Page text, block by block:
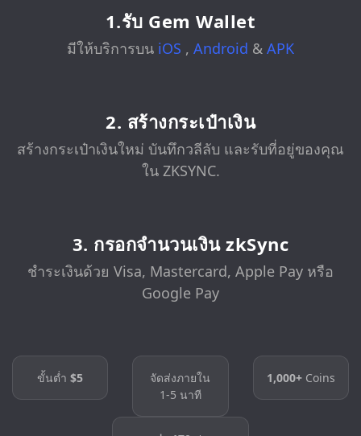
1.รับ Gem Wallet
มีให้บริการบน iOS , Android & APK
2. สร้างกระเป๋าเงิน
สร้างกระเป๋าเงินใหม่ บันทึกวลีลับ และรับที่อยู่ของคุณ
ใน ZKSYNC.
3. กรอกจำนวนเงิน zkSync
ชำระเงินด้วย Visa, Mastercard, Apple Pay หรือ
Google Pay
ขั้นต่ำ$5
จัดส่งภายใน
1-5 นาที
1,000+Coins